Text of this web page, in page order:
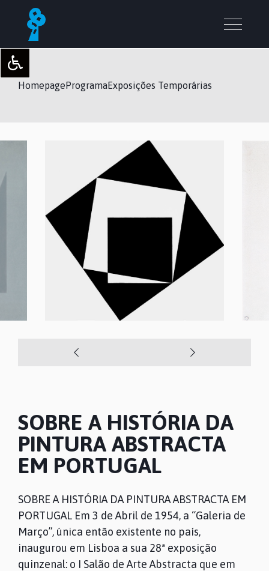
HomepageProgramaExposições Temporárias
SOBRE A HISTÓRIA DA
PINTURA ABSTRACTA
EM PORTUGAL
SOBRE A HISTÓRIA DA PINTURA ABSTRACTA EM
PORTUGAL Em 3 de Abril de 1954, a “Galeria de
Março”, única então existente no país,
inaugurou em Lisboa a sua 28ª exposição
quinzenal: o I Salão de Arte Abstracta que em